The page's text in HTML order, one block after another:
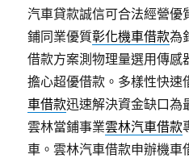
汽車貸款誠信可合法經營優
鋪同業優質彰化機車借款為
借款方案測物理量選用傳感
擔心超優借款。多樣性快速
車借款迅速解決資金缺口為
雲林當鋪事業雲林汽車借款
車。雲林汽車借款申辦機車